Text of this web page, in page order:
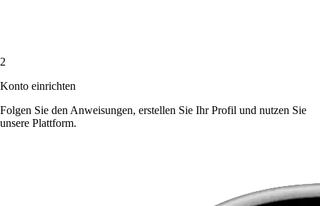
2
Konto einrichten
Folgen Sie den Anweisungen, erstellen Sie Ihr Profil und nutzen Sie
unsere Plattform.